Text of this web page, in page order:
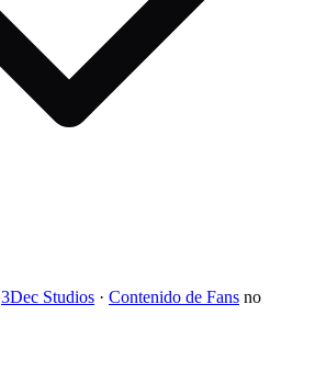
3Dec Studios · Contenido de Fans no